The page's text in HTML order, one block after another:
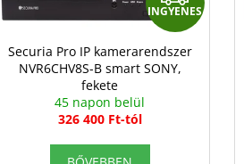
N
G
INGYENES
Securia Pro IP kamerarendszer
NVR6CHV8S-B smart SONY,
fekete
45 napon belül
326 400 Ft-tól